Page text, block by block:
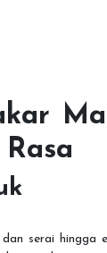
serai hingga